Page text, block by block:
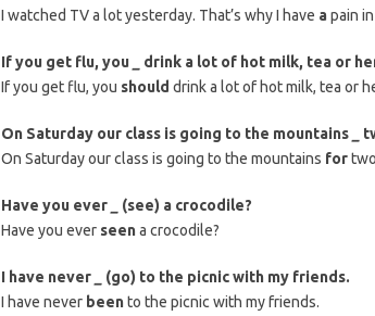
I watched TV a lot yesterday. That’s why I have apain in
If you get flu, you
drink a lot of hot milk, tea or
If you get flu, you should drink a lot of hot milk, tea or
On Saturday our class is going to the mountains
On Saturday our class is going to the mountains for
Have you ever
(see) a crocodile?
Have you ever seena crocodile?
I have never
(go) to the picnic with my friends.
I have never beento the picnic with my friends.